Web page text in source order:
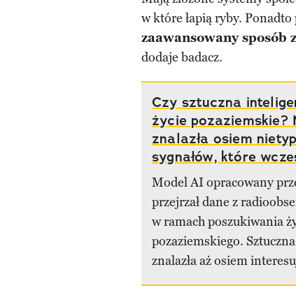
w które łapią ryby. Ponadto
zaawansowany sposób
dodaje badacz.
Czy sztuczna
życie pozaziemskie?
znalazła osiem
sygnałów, które
Model AI opracowany
przejrzał dane z
w ramach poszukiwania
pozaziemskiego.
znalazła aż osiem